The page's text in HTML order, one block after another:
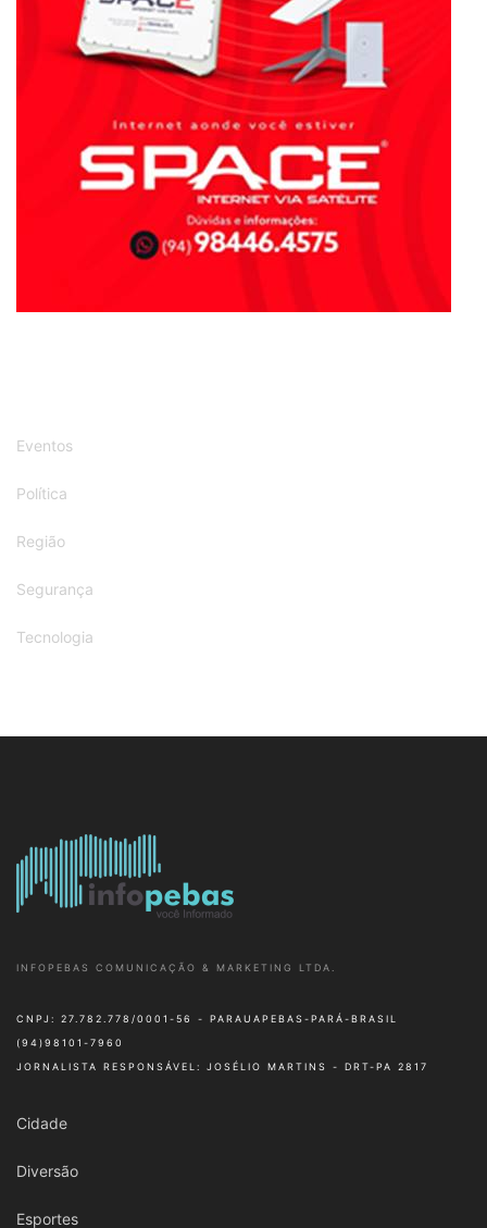
Eventos
Política
Região
Segurança
Tecnologia
INFOPEBAS COMUNICAÇÃO & MARKETING LTDA.
CNPJ: 27.782.778/0001-56 - PARAUAPEBAS-PARÁ-BRASIL
(94)98101-7960
JORNALISTA RESPONSÁVEL: JOSÉLIO MARTINS - DRT-PA 2817
Cidade
Diversão
Esportes